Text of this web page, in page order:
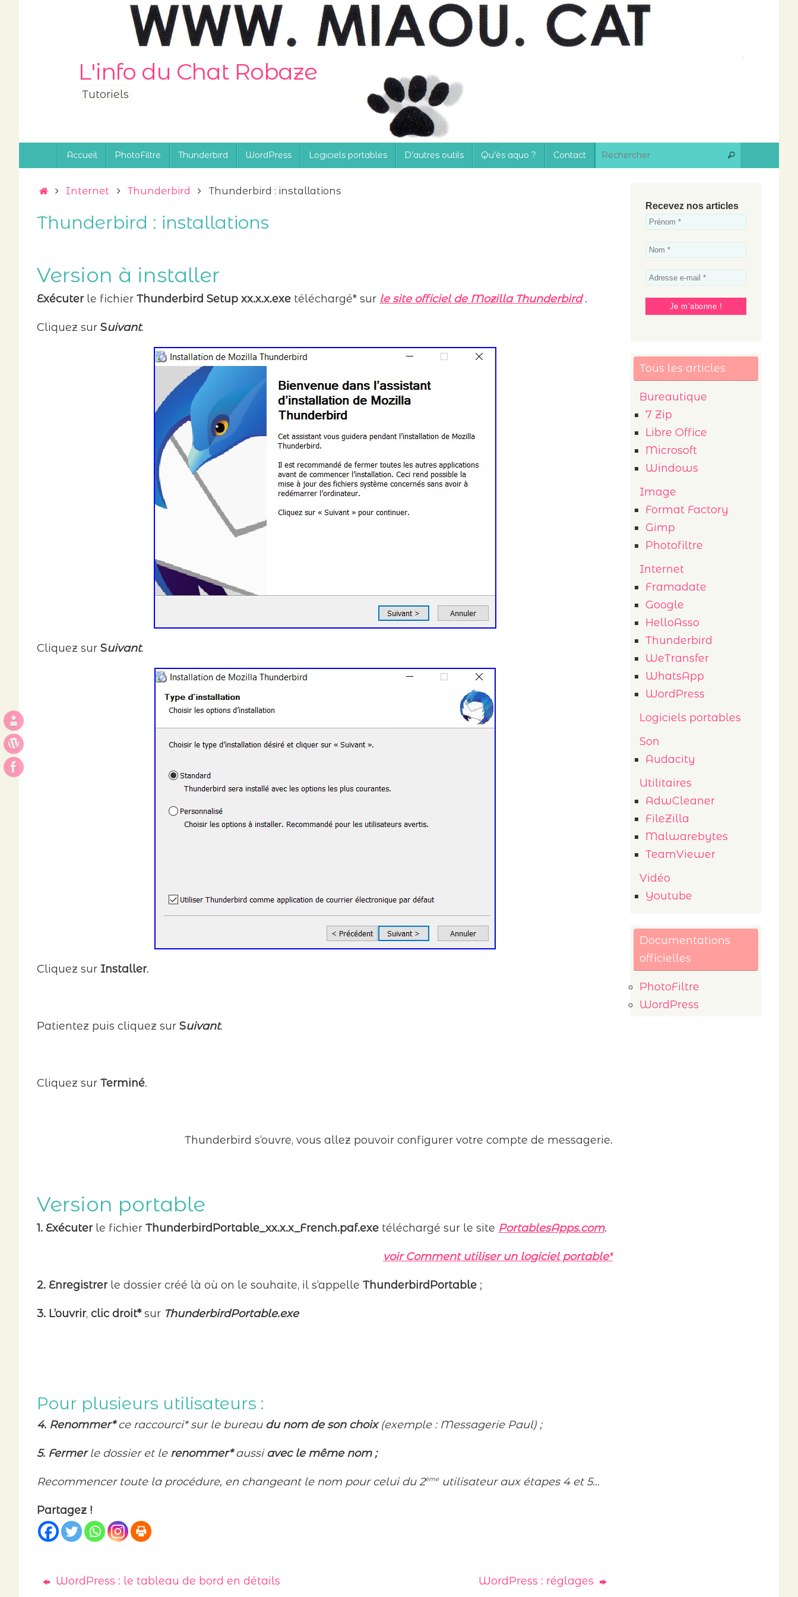
L'info du Chat Robaze
Tutoriels
Accueil PhotoFiltre Thunderbird WordPress Logiciels portables D’autres outils Qu’ès aquo ? Contact Rechercher
Accueil
Internet Thunderbird Thunderbird : installations
Thunderbird : installations
Version à installer
Exécuter le fichier Thunderbird Setup xx.x.x.exe téléchargé* sur le site officiel de Mozilla Thunderbird.
Cliquez sur Suivant.
Cliquez sur Suivant.
Cliquez sur Installer.
Patientez puis cliquez sur Suivant.
Cliquez sur Terminé.
Thunderbird s’ouvre, vous allez pouvoir configurer votre compte de messagerie.
Version portable
1. Exécuter le fichier ThunderbirdPortable_xx.x.x_French.paf.exe téléchargé sur le site PortablesApps.com.
voir Comment utiliser un logiciel portable*
2. Enregistrer le dossier créé là où on le souhaite, il s’appelle ThunderbirdPortable ;
3. L’ouvrir, clic droit*sur ThunderbirdPortable.exe
Pour plusieurs utilisateurs :
4. Renommer*ce raccourci* sur le bureau du nom de son choix(exemple : Messagerie Paul) ;
5. Fermerle dossier et le renommer*aussiavec le même nom ;
Recommencer toute la procédure, en changeant le nom pour celui du 2èmeutilisateur aux étapes 4 et 5…
Partagez !
WordPress : le tableau de bord en détails WordPress : réglages
Recevez nos articles
Tous les articles
Bureautique
7 Zip
Libre Office
Microsoft
Windows
Image
Format Factory
Gimp
Photofiltre
Internet
Framadate
Google
HelloAsso
Thunderbird
WeTransfer
WhatsApp
WordPress
Logiciels portables
Son
Audacity
Utilitaires
AdwCleaner
FileZilla
Malwarebytes
TeamViewer
Vidéo
Youtube
Documentations
officielles
PhotoFiltre
WordPress